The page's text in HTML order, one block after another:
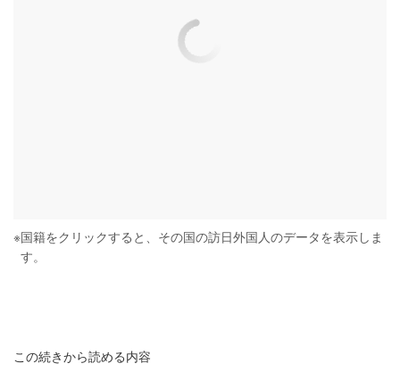
※国籍をクリックすると、その国の訪日外国人のデータを表示しま
す。
この続きから読める内容